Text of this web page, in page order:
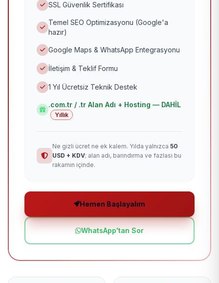
SSL Güvenlik Sertifikası
Temel SEO Optimizasyonu (Google'a
hazır)
Google Maps & WhatsApp Entegrasyonu
İletişim & Teklif Formu
1 Yıl Ücretsiz Teknik Destek
.com.tr / .tr Alan Adı + Hosting — DAHİL
Yıllık
Ne gizli ücret ne ek kalem. Yılda yalnızca 50
USD + KDV; alan adı, barındırma ve fazlası bu
rakamın içinde.
Hemen Başlayalım
WhatsApp'tan Sor